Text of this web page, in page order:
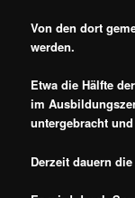
Von den dort
werden.
Etwa die Hälfte
im
untergebracht
Derzeit dauern